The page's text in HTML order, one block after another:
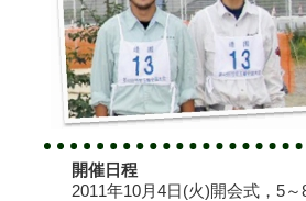
開催日程
2011年10月4日(火)開会式，5